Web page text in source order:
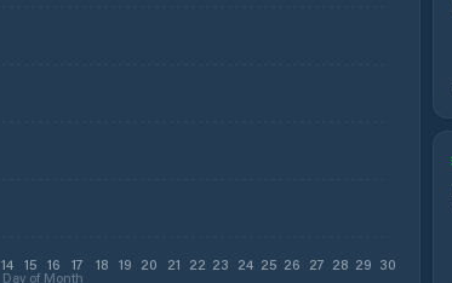
14 15 16 17 18 19 20 21 22 23 24 25 26 27 28 29 30
Day of Month